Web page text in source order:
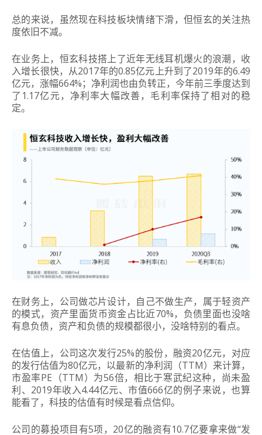
总的来说，虽然现在科技板块情绪下滑，但恒玄的关注热
度依旧不减。
在业务上，恒玄科技搭上了近年无线耳机爆火的浪潮，收
入增长很快，从2017年的0.85亿元上升到了2019年的6.49
亿元，涨幅664%；净利润也由负转正，今年前三季度达到
了1.17亿元，净利率大幅改善，毛利率保持了相对的稳
定。
在财务上，公司做芯片设计，自己不做生产，属于轻资产
的模式，资产里面货币资金占比近70%，负债里面也没啥
有息负债，资产和负债的规模都很小，没啥特别的看点。
在估值上，公司这次发行25%的股份，融资20亿元，对应
的发行估值为80亿元，以最新的净利润（TTM）来计算，
市盈率PE（TTM）为56倍，相比于寒武纪这种，尚未盈
利、2019年收入4.44亿元、市值666亿的例子来说，也算
能看了，科技的估值有时候是看点信仰。
公司的募投项目有5项，20亿的融资有10.7亿要拿来做“发